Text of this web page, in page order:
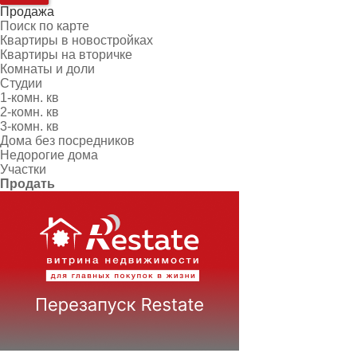
Продажа
Поиск по карте
Квартиры в новостройках
Квартиры на вторичке
Комнаты и доли
Студии
1-комн. кв
2-комн. кв
3-комн. кв
Дома без посредников
Недорогие дома
Участки
Продать